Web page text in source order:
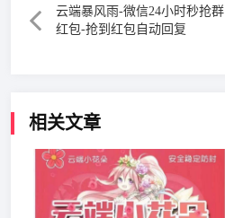
云端暴风雨-微信24小时秒抢群
红包-抢到红包自动回复
相关文章